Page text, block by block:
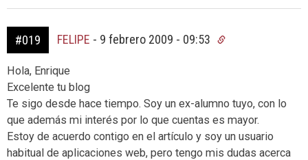
#019 FELIPE - 9 febrero 2009 - 09:53
Hola, Enrique
Excelente tu blog
Te sigo desde hace tiempo. Soy un ex-alumno tuyo, con lo
que además mi interés por lo que cuentas es mayor.
Estoy de acuerdo contigo en el artículo y soy un usuario
habitual de aplicaciones web, pero tengo mis dudas acerca